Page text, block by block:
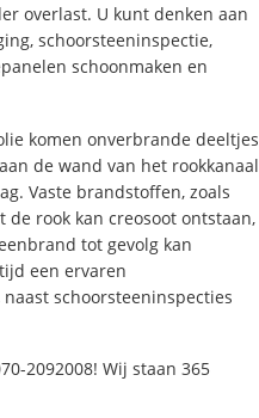
overlast. U kunt denken aan
schoorsteeninspectie,
schoonmaken en
komen onverbrande deeltjes
de wand van het rookkanaal
Vaste brandstoffen, zoals
rook kan creosoot ontstaan,
tot gevolg kan
een ervaren
schoorsteeninspecties
2092008! Wij staan 365